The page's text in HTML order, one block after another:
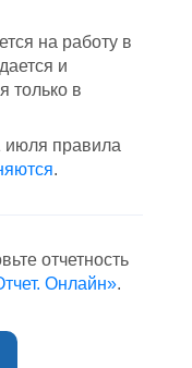
на работу в
и
только в
правила
.
отчетность
Онлайн».